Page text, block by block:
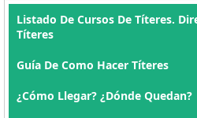
Listado De Cursos De Títeres.
Títeres
Guía De Como Hacer Títeres
¿Cómo Llegar? ¿Dónde Quedan?